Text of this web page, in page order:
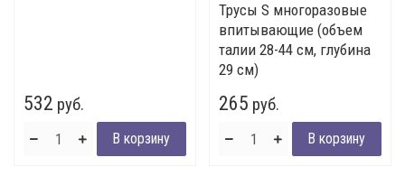
532 руб.
Трусы S многоразовые
впитывающие (объем
талии 28-44 см, глубина
29 см)
265 руб.